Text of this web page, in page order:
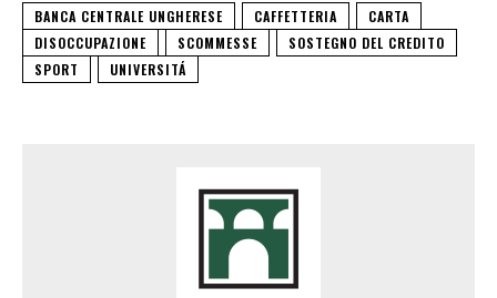
BANCA CENTRALE UNGHERESE CAFFETTERIA
CARTA
DISOCCUPAZIONE
SCOMMESSE
SOSTEGNO DEL CREDITO
SPORT
UNIVERSITÁ